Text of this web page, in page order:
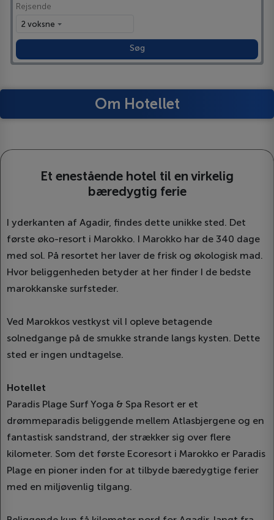
Rejsende
2 voksne
Søg
Om Hotellet
Et enestående hotel til en virkelig
bæredygtig ferie
I yderkanten af Agadir, findes dette unikke sted. Det
første øko-resort i Marokko. I Marokko har de 340 dage
med sol. På resortet her laver de frisk og økologisk mad.
Hvor beliggenheden betyder at her finder I de bedste
marokkanske surfsteder.
Ved Marokkos vestkyst vil I opleve betagende
solnedgange på de smukke strande langs kysten. Dette
sted er ingen undtagelse.
Hotellet
Paradis Plage Surf Yoga & Spa Resort er et
drømmeparadis beliggende mellem Atlasbjergene og en
fantastisk sandstrand, der strækker sig over flere
kilometer. Som det første Ecoresort i Marokko er Paradis
Plage en pioner inden for at tilbyde bæredygtige ferier
med en miljøvenlig tilgang.